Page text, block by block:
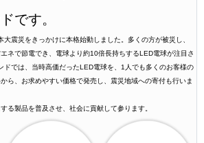
です。
震災をきっかけに本格始動しました。多くの方が被災し、
ネで節電でき、電球より約10倍長持ちするLED電球が注目さ
ドでは、当時高価だったLED電球を、1人でも多くのお客様の
ら、お求めやすい価格で発売し、震災地域への寄付も行いま
る製品を普及させ、社会に貢献して参ります。